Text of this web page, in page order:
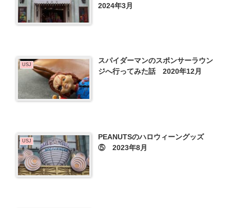
2024年3月
USJ
スパイダーマンのスポンサーラウン
ジへ行ってみた話 2020年12月
USJ
PEANUTSのハロウィーングッズ
⑤ 2023年8月